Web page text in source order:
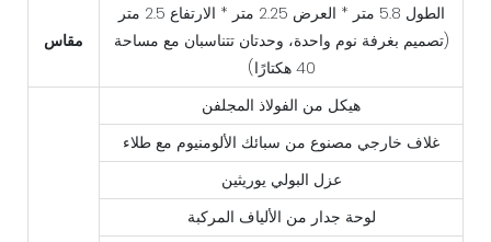
مقاس
الطول 5.8 متر * العرض 2.25 متر * الارتفاع 2.5 متر
(تصميم بغرفة نوم واحدة، وحدتان تتناسبان مع مساحة
40 هكتارًا)
هيكل من الفولاذ المجلفن
غلاف خارجي مصنوع من سبائك الألومنيوم مع طلاء
عزل البولي يوريثين
لوحة جدار من الألياف المركبة